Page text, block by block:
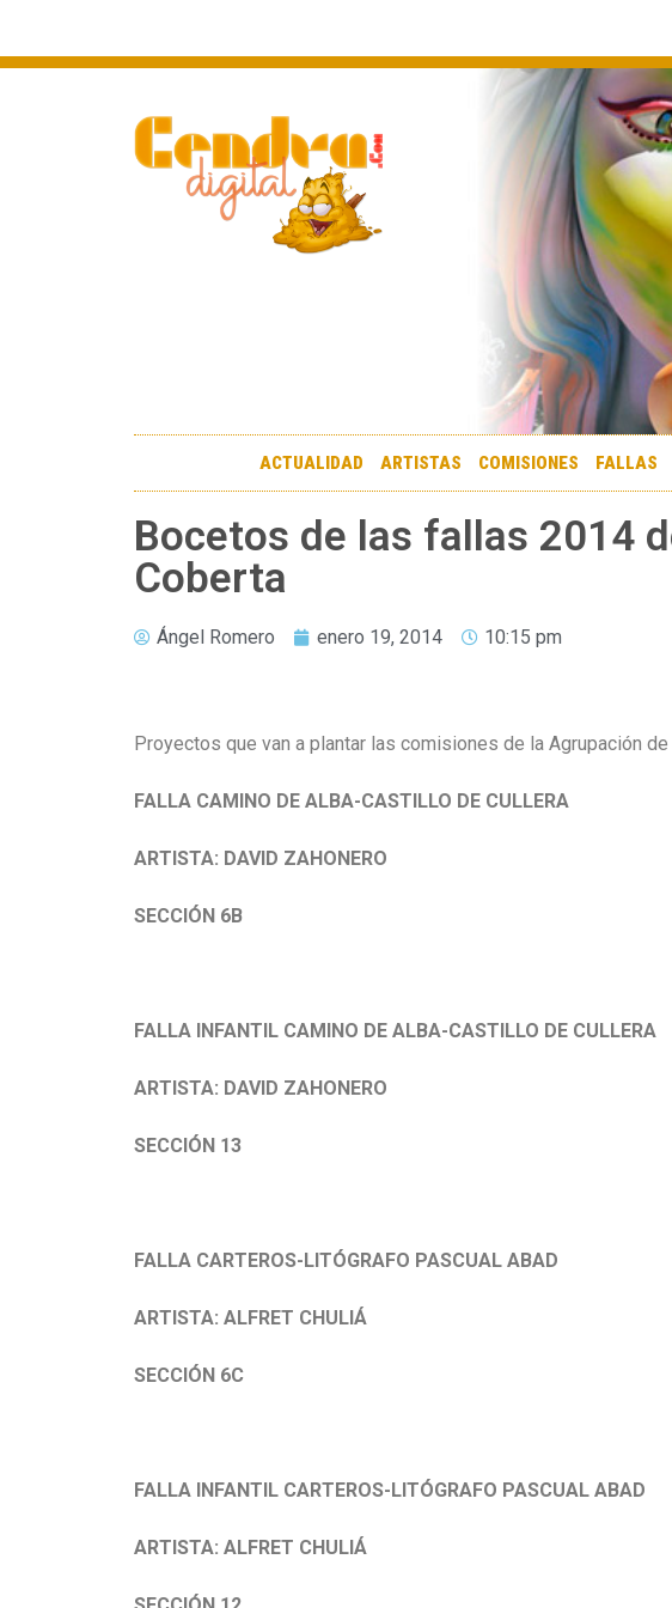
ACTUALIDAD ARTISTAS COMISIONES FALLAS
Bocetos de las fallas 2014
Coberta
Ángel Romero enero 19, 2014 10:15 pm
Proyectos que van a plantar las comisiones de la Agrupación de
FALLA CAMINO DE ALBA-CASTILLO DE CULLERA
ARTISTA: DAVID ZAHONERO
SECCIÓN 6B
FALLA INFANTIL CAMINO DE ALBA-CASTILLO DE CULLERA
ARTISTA: DAVID ZAHONERO
SECCIÓN 13
FALLA CARTEROS-LITÓGRAFO PASCUAL ABAD
ARTISTA: ALFRET CHULIÁ
SECCIÓN 6C
FALLA INFANTIL CARTEROS-LITÓGRAFO PASCUAL ABAD
ARTISTA: ALFRET CHULIÁ